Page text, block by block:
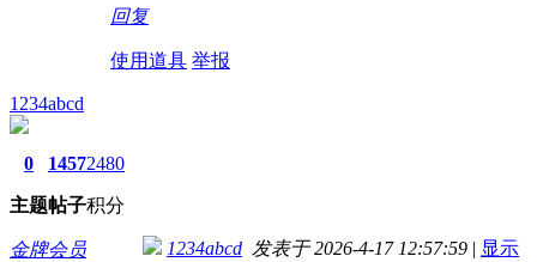
回复
使用道具 举报
1234abcd
0
主题
1457
帖子
2480
积分
金牌会员 1234abcd 发表于 2026-4-17 12:57:59 | 显示